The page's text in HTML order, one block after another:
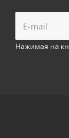
Нажимая на